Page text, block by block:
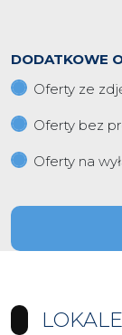
DODATKOWE
Oferty ze
Oferty bez
Oferty na
LOKALE